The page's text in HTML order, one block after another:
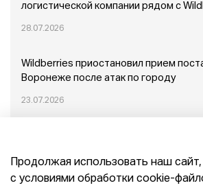
логистической компании рядом с
28.07.2026
Wildberries приостановил прием
Воронеже после атак по городу
23.07.2026
Продолжая использовать наш
с условиями обработки cookie-